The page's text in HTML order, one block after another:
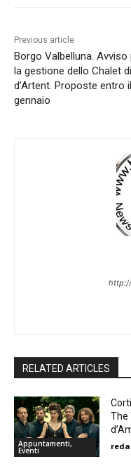
Previous article
Borgo Valbelluna. Avviso
la gestione dello Chalet
d’Artent. Proposte entro
gennaio
RELATED ARTICLES
Appuntamenti,
Eventi
The